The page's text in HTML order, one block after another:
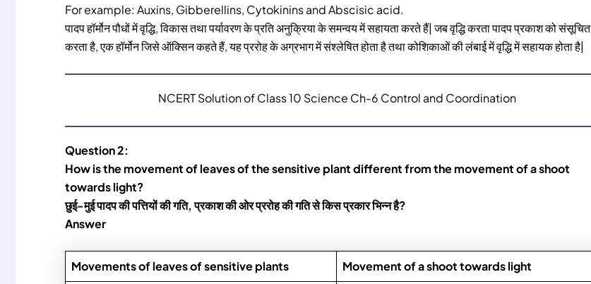
For example: Auxins, Gibberellins, Cytokinins and Abscisic acid.
पादप हॉर्मोन पौधों में वृद्धि, विकास तथा पर्यावरण के प्रति अनुक्रिया के समन्वय में सहायता करते हैं| जब वृद्धि करता पादप प्रकाश को संसूचित
करता है, एक हॉर्मोन जिसे ऑक्सिन कहते हैं, यह प्ररोह के अग्रभाग में संश्लेषित होता है तथा कोशिकाओं की लंबाई में वृद्धि में सहायक होता है|
NCERT Solution of Class 10 Science Ch-6 Control and Coordination
Question 2:
How is the movement of leaves of the sensitive plant different from the movement of a shoot
towards light?
छुई-मुई पादप की पत्तियों की गति, प्रकाश की ओर प्ररोह की गति से किस प्रकार भिन्न है?
Answer
Movements of leaves of sensitive plants Movement of a shoot towards light